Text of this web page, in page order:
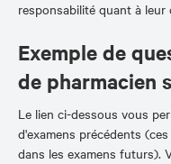
responsabilité quant à
Exemple de
de pharmacien
Le lien ci-dessous vous
d'examens précédents
dans les examens futurs).